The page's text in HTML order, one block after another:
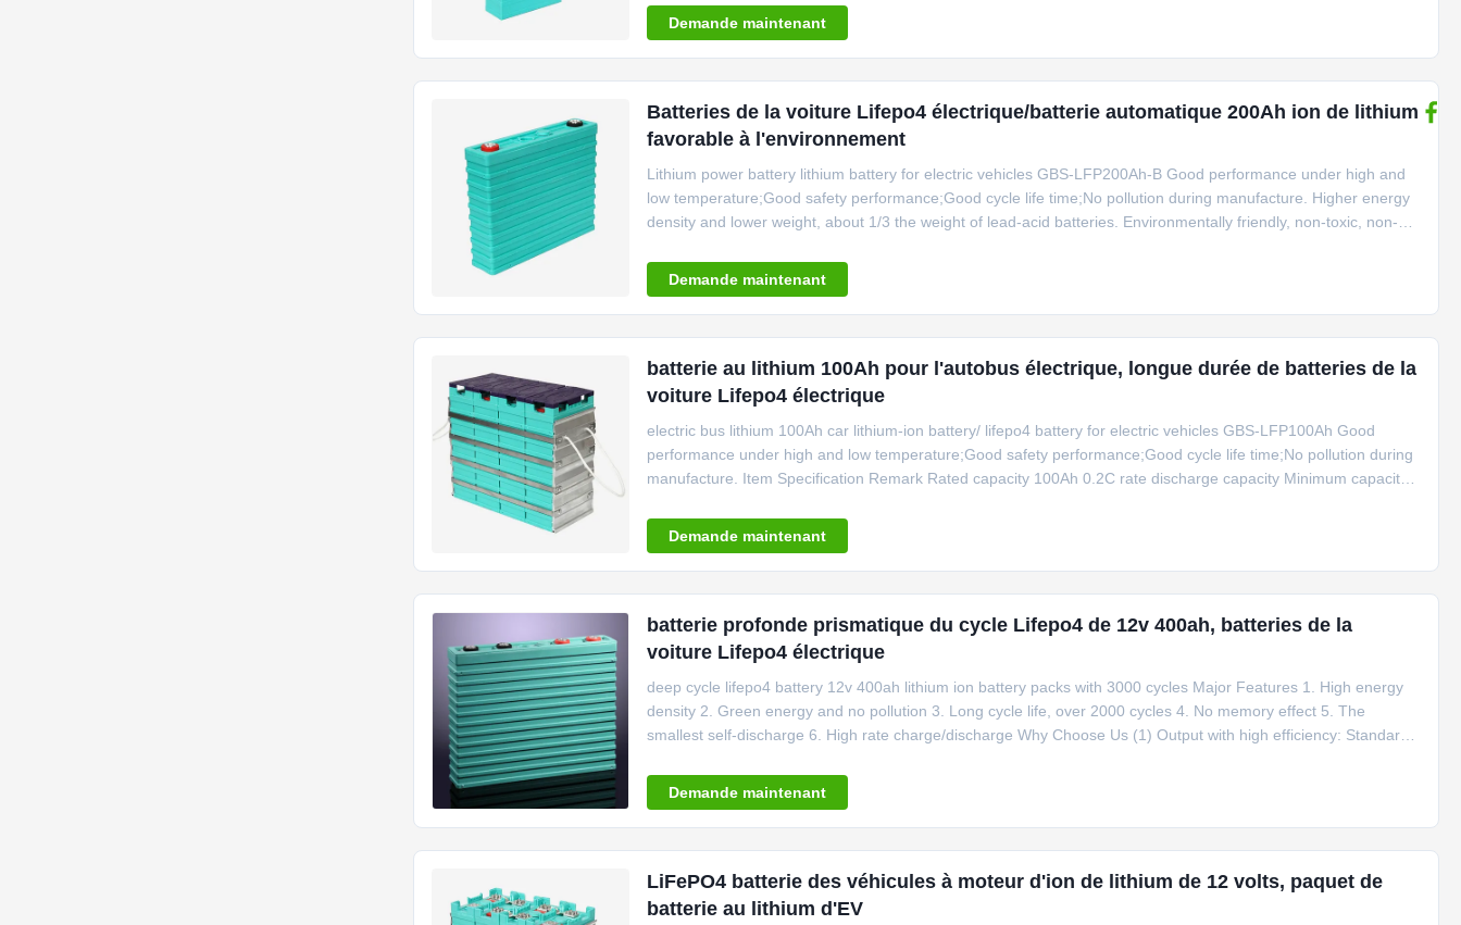
discharge current is 10C for 2 seconds. 2. Good performance under
Demande maintenant
Batteries de la voiture Lifepo4 électrique/batterie automatique 200Ah ion de lithium
favorable à l'environnement
Lithium power battery lithium battery for electric vehicles GBS-LFP200Ah-B Good performance under high and
low temperature;Good safety performance;Good cycle life time;No pollution during manufacture. Higher energy
density and lower weight, about 1/3 the weight of lead-acid batteries. Environmentally friendly, non-toxic, non-
under collision. Low self-discharge and good
Demande maintenant
batterie au lithium 100Ah pour l'autobus électrique, longue durée de batteries de la
voiture Lifepo4 électrique
electric bus lithium 100Ah car lithium-ion battery/ lifepo4 battery for electric vehicles GBS-LFP100Ah Good
performance under high and low temperature;Good safety performance;Good cycle life time;No pollution during
manufacture. Item Specification Remark Rated capacity 100Ah 0.2C rate discharge capacity Minimum capacity
Constant current 50A End-of-discharge voltage 11.2V
Demande maintenant
batterie profonde prismatique du cycle Lifepo4 de 12v 400ah, batteries de la
voiture Lifepo4 électrique
deep cycle lifepo4 battery 12v 400ah lithium ion battery packs with 3000 cycles Major Features 1. High energy
density 2. Green energy and no pollution 3. Long cycle life, over 2000 cycles 4. No memory effect 5. The
smallest self-discharge 6. High rate charge/discharge Why Choose Us (1) Output with high efficiency: Standard
under high temperature, it could work under
Demande maintenant
LiFePO4 batterie des véhicules à moteur d'ion de lithium de 12 volts, paquet de
batterie au lithium d'EV